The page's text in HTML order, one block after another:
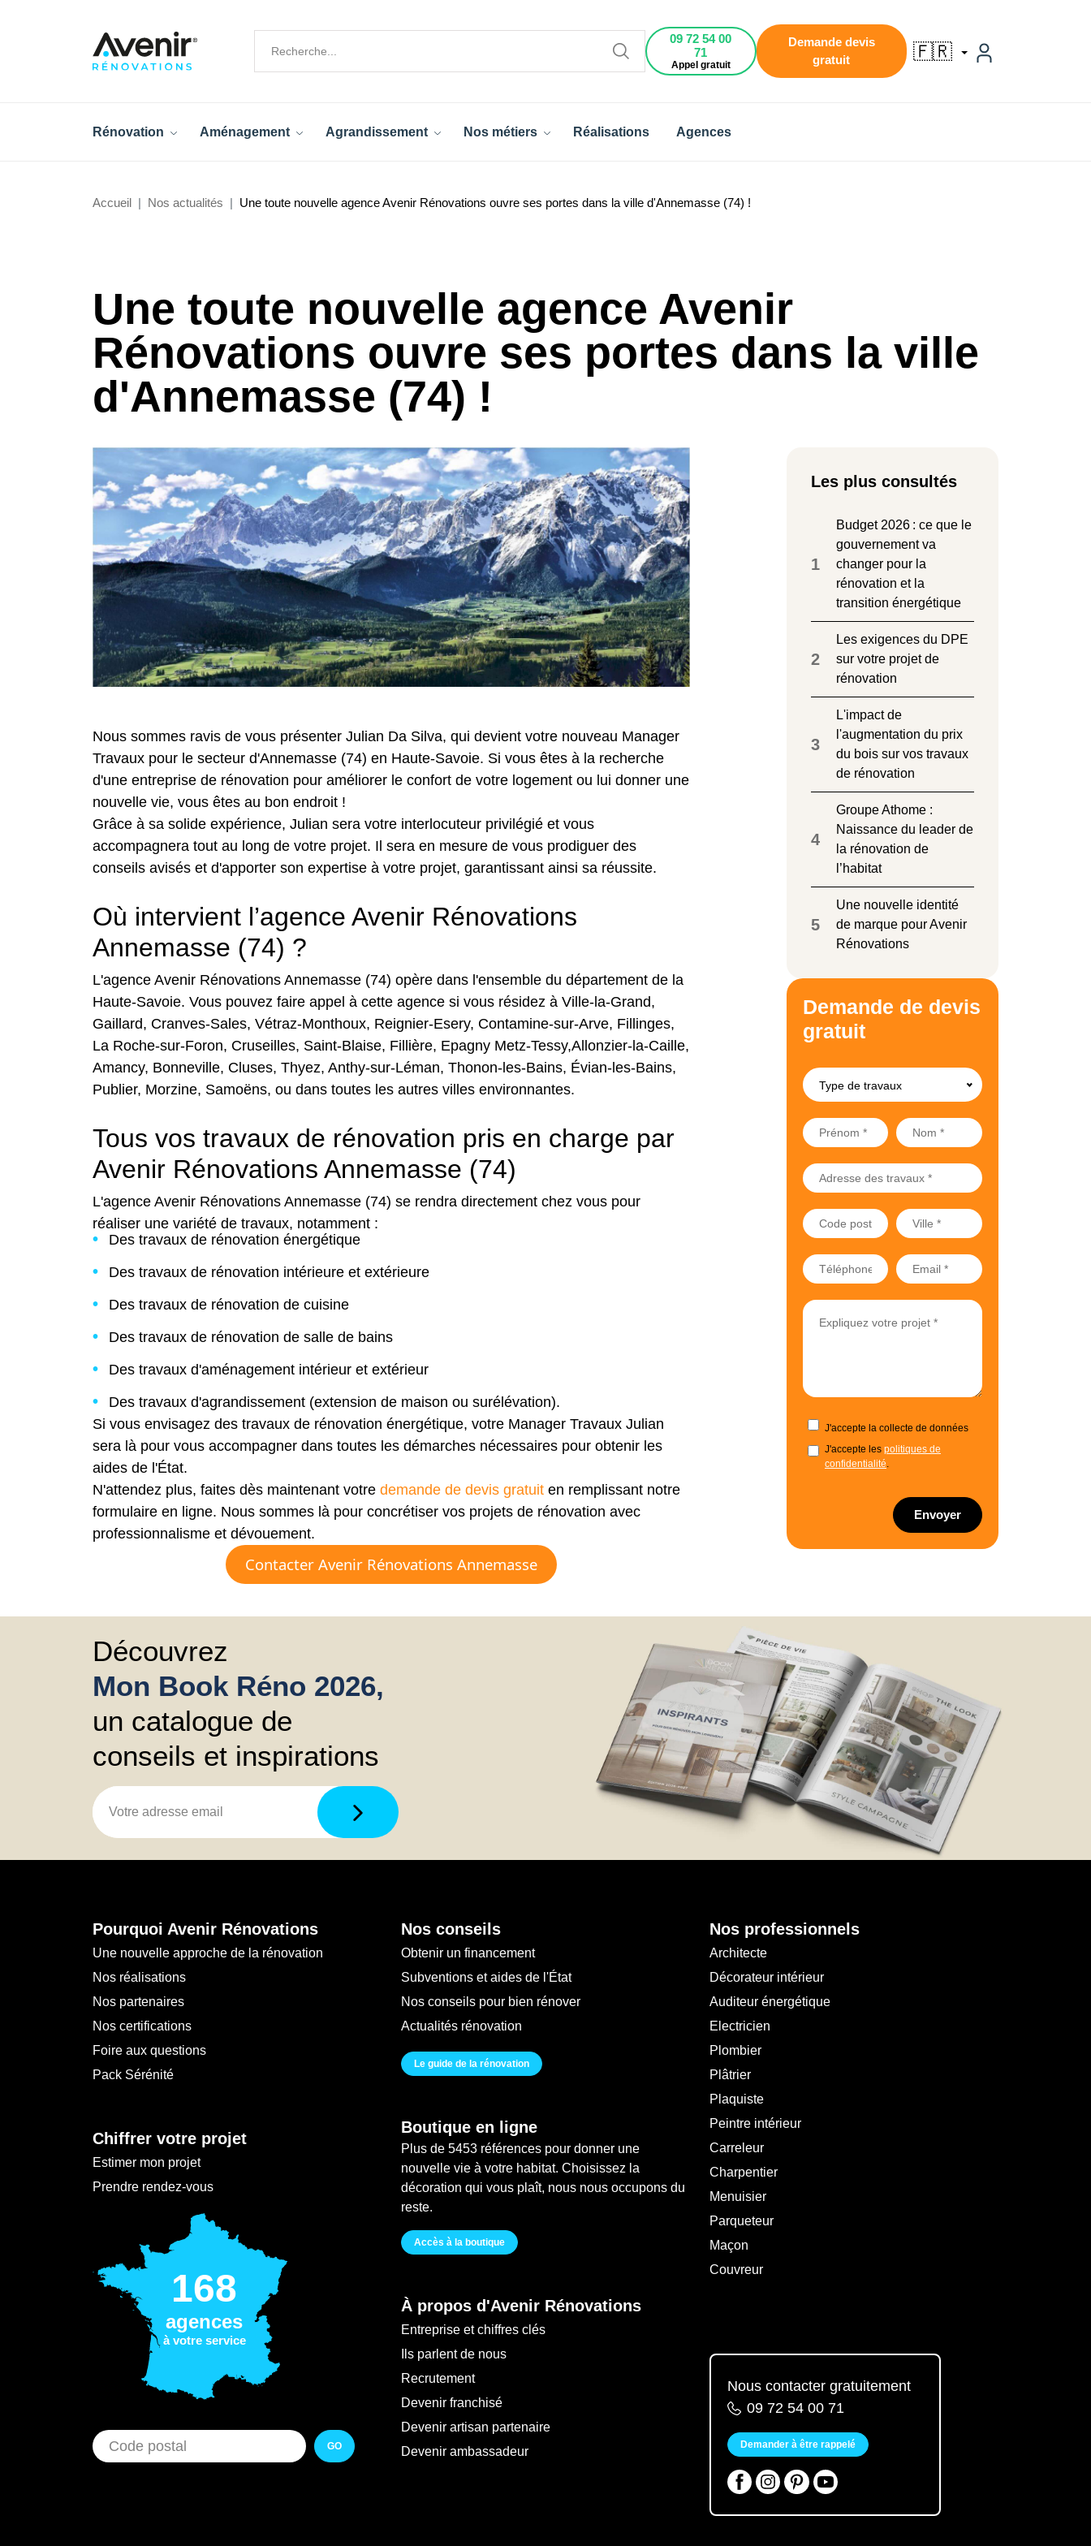
09 72 54 00
71
Appel gratuit
Demande devis
gratuit
🇫🇷
Rénovation Aménagement Agrandissement Nos métiers Réalisations Agences
Accueil Nos actualités Une toute nouvelle agence Avenir Rénovations ouvre ses portes dans la ville d'Annemasse (74) !
Une toute nouvelle agence Avenir
Rénovations ouvre ses portes dans la ville
d'Annemasse (74) !
Nous sommes ravis de vous présenter Julian Da Silva, qui devient votre nouveau Manager
Travaux pour le secteur d'Annemasse (74) en Haute-Savoie. Si vous êtes à la recherche
d'une entreprise de rénovation pour améliorer le confort de votre logement ou lui donner une
nouvelle vie, vous êtes au bon endroit !
Grâce à sa solide expérience, Julian sera votre interlocuteur privilégié et vous
accompagnera tout au long de votre projet. Il sera en mesure de vous prodiguer des
conseils avisés et d'apporter son expertise à votre projet, garantissant ainsi sa réussite.
Où intervient l’agence Avenir Rénovations
Annemasse (74) ?
L'agence Avenir Rénovations Annemasse (74) opère dans l'ensemble du département de la
Haute-Savoie. Vous pouvez faire appel à cette agence si vous résidez à Ville-la-Grand,
Gaillard, Cranves-Sales, Vétraz-Monthoux, Reignier-Esery, Contamine-sur-Arve, Fillinges,
La Roche-sur-Foron, Cruseilles, Saint-Blaise, Fillière, Epagny Metz-Tessy,Allonzier-la-Caille,
Amancy, Bonneville, Cluses, Thyez, Anthy-sur-Léman, Thonon-les-Bains, Évian-les-Bains,
Publier, Morzine, Samoëns, ou dans toutes les autres villes environnantes.
Tous vos travaux de rénovation pris en charge par
Avenir Rénovations Annemasse (74)
L'agence Avenir Rénovations Annemasse (74) se rendra directement chez vous pour
réaliser une variété de travaux, notamment :
Des travaux de rénovation énergétique
Des travaux de rénovation intérieure et extérieure
Des travaux de rénovation de cuisine
Des travaux de rénovation de salle de bains
Des travaux d'aménagement intérieur et extérieur
Des travaux d'agrandissement (extension de maison ou surélévation).
Si vous envisagez des travaux de rénovation énergétique, votre Manager Travaux Julian
sera là pour vous accompagner dans toutes les démarches nécessaires pour obtenir les
aides de l'État.
N'attendez plus, faites dès maintenant votre demande de devis gratuit en remplissant notre
formulaire en ligne. Nous sommes là pour concrétiser vos projets de rénovation avec
professionnalisme et dévouement.
Contacter Avenir Rénovations Annemasse
Les plus consultés
1
Budget 2026 : ce que le
gouvernement va
changer pour la
rénovation et la
transition énergétique
2
Les exigences du DPE
sur votre projet de
rénovation
3
L'impact de
l'augmentation du prix
du bois sur vos travaux
de rénovation
4
Groupe Athome :
Naissance du leader de
la rénovation de
l’habitat
5
Une nouvelle identité
de marque pour Avenir
Rénovations
Demande de devis
gratuit
Type de travaux
J'accepte la collecte de données
J'accepte les politiques de
confidentialité.
Envoyer
Découvrez
Mon Book Réno 2026,
un catalogue de
conseils et inspirations
Pourquoi Avenir Rénovations
Une nouvelle approche de la rénovation
Nos réalisations
Nos partenaires
Nos certifications
Foire aux questions
Pack Sérénité
Chiffrer votre projet
Estimer mon projet
Prendre rendez-vous
168
agences
à votre service
GO
Nos conseils
Obtenir un financement
Subventions et aides de l'État
Nos conseils pour bien rénover
Actualités rénovation
Le guide de la rénovation
Boutique en ligne
Plus de 5453 références pour donner une
nouvelle vie à votre habitat. Choisissez la
décoration qui vous plaît, nous nous occupons du
reste.
Accès à la boutique
À propos d'Avenir Rénovations
Entreprise et chiffres clés
Ils parlent de nous
Recrutement
Devenir franchisé
Devenir artisan partenaire
Devenir ambassadeur
Nos professionnels
Architecte
Décorateur intérieur
Auditeur énergétique
Electricien
Plombier
Plâtrier
Plaquiste
Peintre intérieur
Carreleur
Charpentier
Menuisier
Parqueteur
Maçon
Couvreur
Nous contacter gratuitement
09 72 54 00 71
Demander à être rappelé